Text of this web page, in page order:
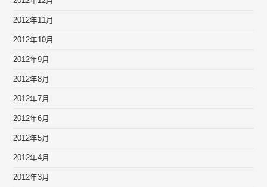
2012年11月
2012年10月
2012年9月
2012年8月
2012年7月
2012年6月
2012年5月
2012年4月
2012年3月